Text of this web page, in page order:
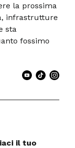
la prossima
infrastrutture
sta
fossimo
il tuo